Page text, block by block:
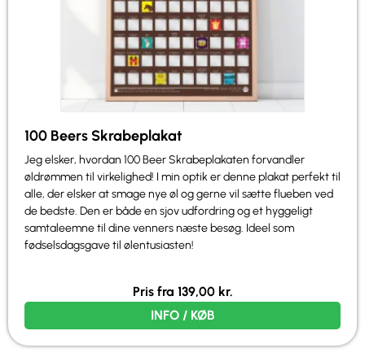
100 Beers Skrabeplakat
Jeg elsker, hvordan 100 Beer Skrabeplakaten forvandler
øldrømmen til virkelighed! I min optik er denne plakat perfekt til
alle, der elsker at smage nye øl og gerne vil sætte flueben ved
de bedste. Den er både en sjov udfordring og et hyggeligt
samtaleemne til dine venners næste besøg. Ideel som
fødselsdagsgave til ølentusiasten!
Pris fra 139,00 kr.
INFO / KØB